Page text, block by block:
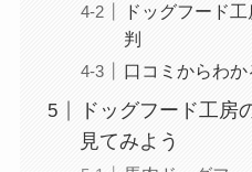
ドッグフード
判
口コミからわ
ドッグフード工房
見てみよう